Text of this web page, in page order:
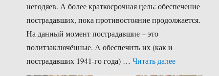
негодяев. А более краткосрочная цель: обеспечение
пострадавших, пока противостояние продолжается.
На данный момент пострадавшие – это
политзаключённые. А обеспечить их (как и
пострадавших 1941-го года) …Читать далее«Манифест